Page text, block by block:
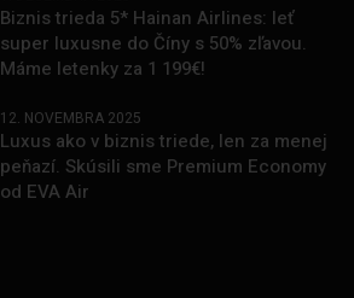
Biznis trieda 5* Hainan Airlines: leť
super luxusne do Číny s 50% zľavou.
Máme letenky za 1 199€!
12. NOVEMBRA 2025
Luxus ako v biznis triede, len za menej
peňazí. Skúsili sme Premium Economy
od EVA Air